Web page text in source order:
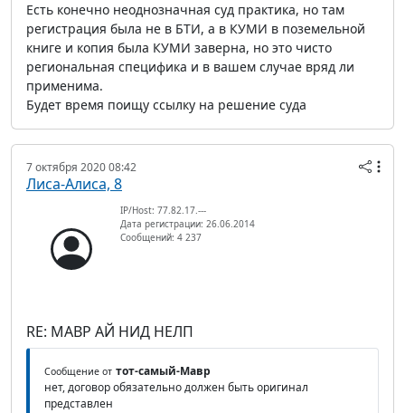
Есть конечно неоднозначная суд практика, но там
регистрация была не в БТИ, а в КУМИ в поземельной
книге и копия была КУМИ заверна, но это чисто
региональная специфика и в вашем случае вряд ли
применима.
Будет время поищу ссылку на решение суда
7 октября 2020 08:42
Лиса-Алиса, 8
IP/Host: 77.82.17.---
Дата регистрации: 26.06.2014
Сообщений: 4 237
RE: МАВР АЙ НИД НЕЛП
Сообщение от тот-самый-Мавр
нет, договор обязательно должен быть оригинал
представлен